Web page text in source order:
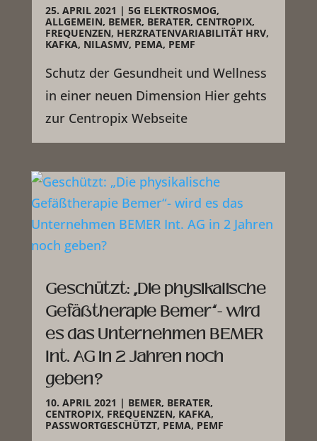
25. APRIL 2021 | 5G ELEKTROSMOG,
ALLGEMEIN, BEMER, BERATER, CENTROPIX,
FREQUENZEN, HERZRATENVARIABILITÄT HRV,
KAFKA, NILASMV, PEMA, PEMF
Schutz der Gesundheit und Wellness
in einer neuen Dimension Hier gehts
zur Centropix Webseite
Geschützt: „Die physikalische
Gefäßtherapie Bemer“- wird
es das Unternehmen BEMER
Int. AG in 2 Jahren noch
geben?
10. APRIL 2021 | BEMER, BERATER,
CENTROPIX, FREQUENZEN, KAFKA,
PASSWORTGESCHÜTZT, PEMA, PEMF